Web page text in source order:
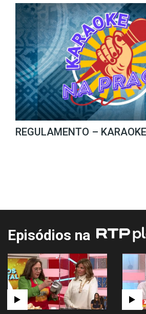
REGULAMENTO –
Episódios na